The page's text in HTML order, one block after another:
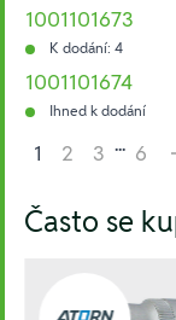
1001101673
K dodání: 4
1001101674
Ihned k dodání
1
2 3 ... 6
Často se